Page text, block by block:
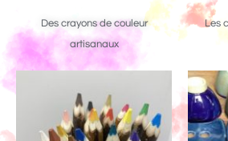
Des crayons de couleur
artisanaux
Les